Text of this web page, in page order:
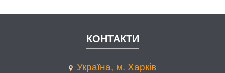
КОНТАКТИ
Україна, м. Харків